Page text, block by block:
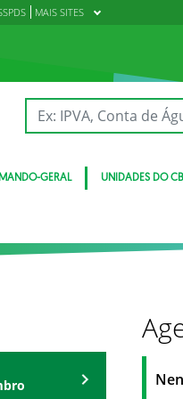
MAIS SITES
GERAL UNIDADES DO